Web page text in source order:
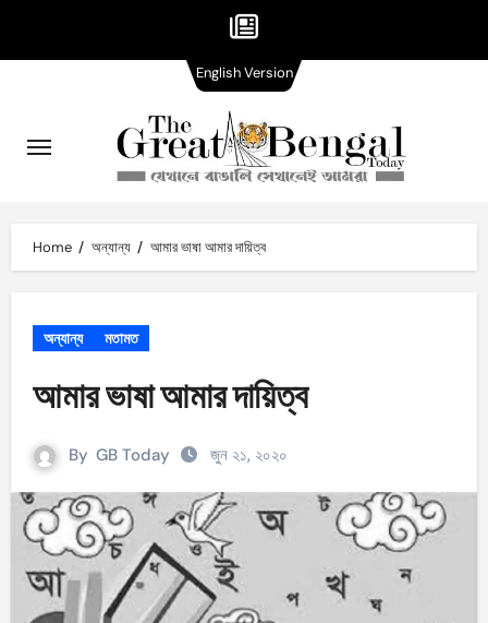
content
Home অন্যান্য আমার ভাষা আমার দায়িত্ব
অন্যান্য মতামত
আমার ভাষা আমার দায়িত্ব
By GB Today জুন ২১, ২০২০
English VersionVersion